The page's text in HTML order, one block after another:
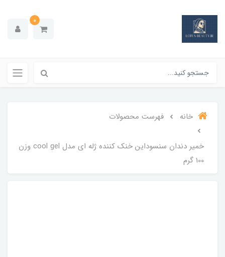
0
خانه فهرست محصولات
خمیر دندان سنسوداین خنک کننده ژله ای مدل cool gel وزن
100 گرم